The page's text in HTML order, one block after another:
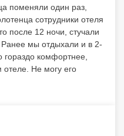
поменяли один раз,
сотрудники отеля
после 12 ночи, стучали
мы отдыхали и в 2-
гораздо комфортнее,
отеле. Не могу его